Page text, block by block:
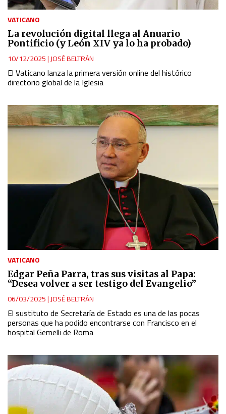
VATICANO
La revolución digital llega al Anuario
Pontificio (y León XIV ya lo ha probado)
10/12/2025| JOSÉ BELTRÁN
El Vaticano lanza la primera versión online del histórico
directorio global de la Iglesia
VATICANO
Edgar Peña Parra, tras sus visitas al Papa:
“Desea volver a ser testigo del Evangelio”
06/03/2025| JOSÉ BELTRÁN
El sustituto de Secretaría de Estado es una de las pocas
personas que ha podido encontrarse con Francisco en el
hospital Gemelli de Roma